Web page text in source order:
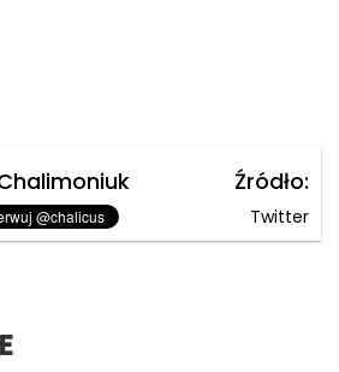
Źródło:
Twitter